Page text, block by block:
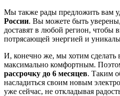
Мы также рады предложить вам
России. Вы можете быть
доставят в любой регион, чтобы
потрясающей энергией и
И, конечно же, мы хотим сделать
максимально комфортным.
рассрочку до 6 месяцев. Таким
насладиться своим новым
уже сейчас, не откладывая